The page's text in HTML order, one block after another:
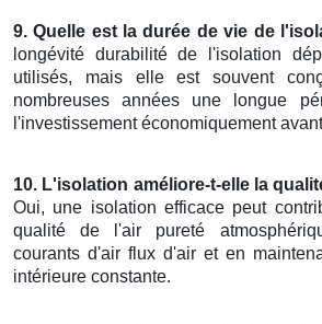
9. Quelle est la durée de vie de
longévité durabilité de l'isolation
utilisés, mais elle est souvent
nombreuses années une longue
l'investissement économiquement
10. L'isolation améliore-t-elle la
Oui, une isolation efficace peut
qualité de l'air pureté
courants d'air flux d'air et en
intérieure constante.